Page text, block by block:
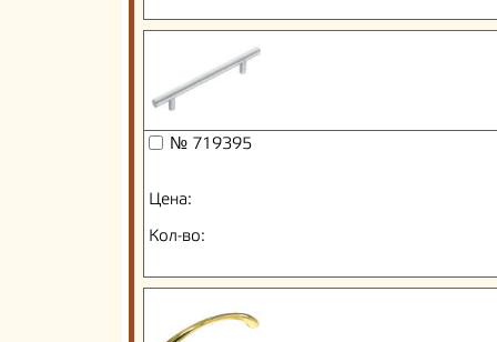
№ 719395
Цена:
Кол-во: